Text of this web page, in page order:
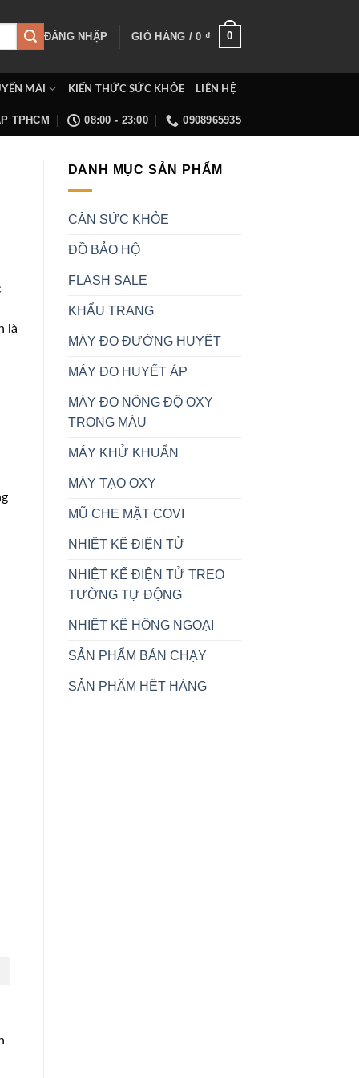
ĐĂNG NHẬP GIỎ HÀNG /0 ₫ 0
MÃI KIẾN THỨC SỨC KHỎE LIÊN HỆ
TPHCM 08:00 - 23:00 0908965935
là
DANH MỤC SẢN PHẨM
CÂN SỨC KHỎE
ĐỒ BẢO HỘ
FLASH SALE
KHẨU TRANG
MÁY ĐO ĐƯỜNG HUYẾT
MÁY ĐO HUYẾT ÁP
MÁY ĐO NỒNG ĐỘ OXY
TRONG MÁU
MÁY KHỬ KHUẨN
MÁY TẠO OXY
MŨ CHE MẶT COVI
NHIỆT KẾ ĐIỆN TỬ
NHIỆT KẾ ĐIỆN TỬ TREO
TƯỜNG TỰ ĐỘNG
NHIỆT KẾ HỒNG NGOẠI
SẢN PHẨM BÁN CHẠY
SẢN PHẨM HẾT HÀNG